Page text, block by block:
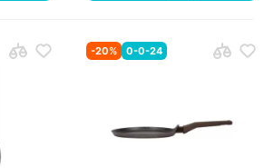
-20% 0-0-24